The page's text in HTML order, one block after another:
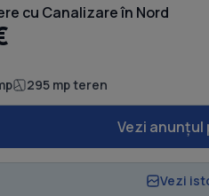
cu Canalizare în Nord
295 mp teren
Vezi anunțul
Vezi